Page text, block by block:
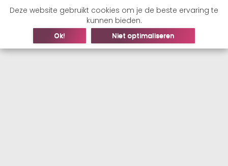
Deze website gebruikt cookies om je de beste ervaring te
kunnen bieden.
Ok! Niet optimaliseren